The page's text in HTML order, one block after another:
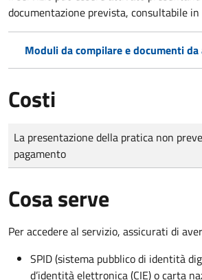
documentazione prevista, consultabile in
Moduli da compilare e documenti da
Costi
Tipo di pagamento
Importo
La presentazione della pratica non
pagamento
Cosa serve
Per accedere al servizio, assicurati di
SPID (sistema pubblico di identità
d’identità elettronica (CIE) o carta